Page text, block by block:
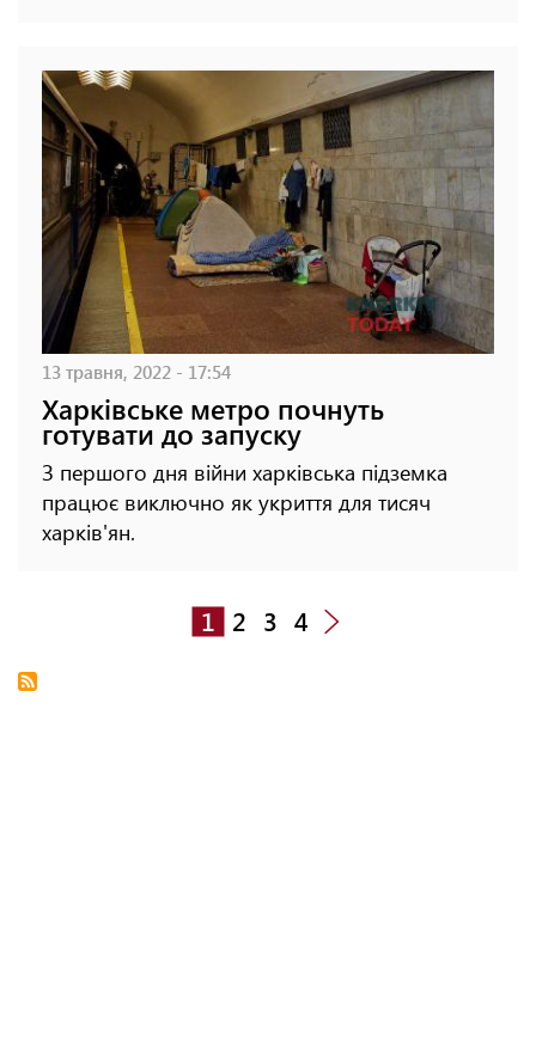
13 травня, 2022 - 17:54
Харківське метро почнуть
готувати до запуску
З першого дня війни харківська підземка
працює виключно як укриття для тисяч
харків'ян.
1 2 3 4